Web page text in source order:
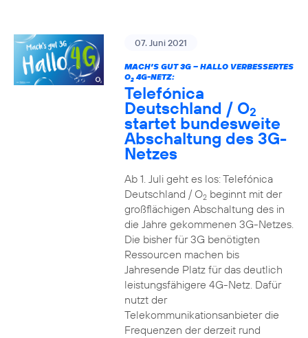
07. Juni 2021
MACH’S GUT 3G – HALLO VERBESSERTES
O24G-NETZ:
Telefónica
Deutschland / O2
startet bundesweite
Abschaltung des 3G-
Netzes
Ab 1. Juli geht es los: Telefónica
Deutschland / O2beginnt mit der
großflächigen Abschaltung des in
die Jahre gekommenen 3G-Netzes.
Die bisher für 3G benötigten
Ressourcen machen bis
Jahresende Platz für das deutlich
leistungsfähigere 4G-Netz. Dafür
nutzt der
Telekommunikationsanbieter die
Frequenzen der derzeit rund